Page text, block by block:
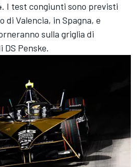
I test congiunti sono previsti
Valencia, in Spagna, e
sulla griglia di
Penske.